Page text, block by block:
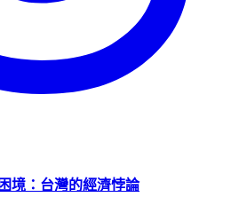
境：台灣的經濟悖論